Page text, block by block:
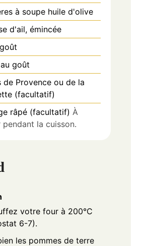
à soupe huile d'olive
d'ail, émincée
goût
de Provence ou de la
(facultatif)
râpé (facultatif) À
pendant la cuisson.
votre four à 200°C
6-7).
les pommes de terre